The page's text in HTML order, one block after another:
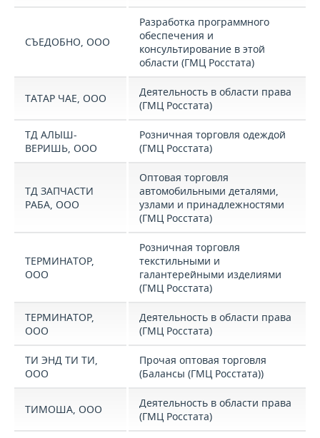
СЪЕДОБНО, ООО
Разработка программного
обеспечения и
консультирование в этой
области (ГМЦ Росстата)
ТАТАР ЧАЕ, ООО
Деятельность в области права
(ГМЦ Росстата)
ТД АЛЫШ-
ВЕРИШЬ, ООО
Розничная торговля одеждой
(ГМЦ Росстата)
ТД ЗАПЧАСТИ
РАБА, ООО
Оптовая торговля
автомобильными деталями,
узлами и принадлежностями
(ГМЦ Росстата)
ТЕРМИНАТОР,
ООО
Розничная торговля
текстильными и
галантерейными изделиями
(ГМЦ Росстата)
ТЕРМИНАТОР,
ООО
Деятельность в области права
(ГМЦ Росстата)
ТИ ЭНД ТИ ТИ,
ООО
Прочая оптовая торговля
(Балансы (ГМЦ Росстата))
ТИМОША, ООО
Деятельность в области права
(ГМЦ Росстата)